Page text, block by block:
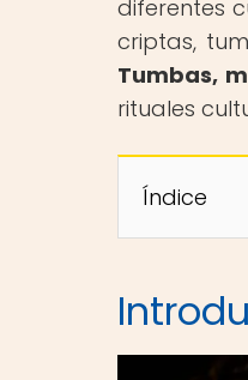
diferentes
criptas,
Tumbas,
rituales
Índice